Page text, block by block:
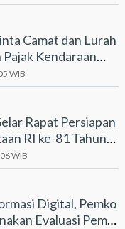
Camat dan Lurah
Kendaraan
WIB
Rapat Persiapan
RI ke-81 Tahun
WIB
Digital, Pemko
Evaluasi Pemdi